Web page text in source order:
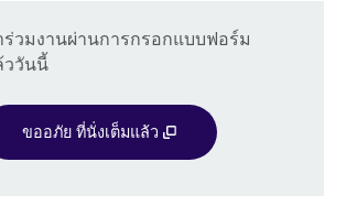
ร่วมงานผ่านการกรอกแบบฟอร์ม
ววันนี้
ขออภัย ที่นั่งเต็มแล้ว